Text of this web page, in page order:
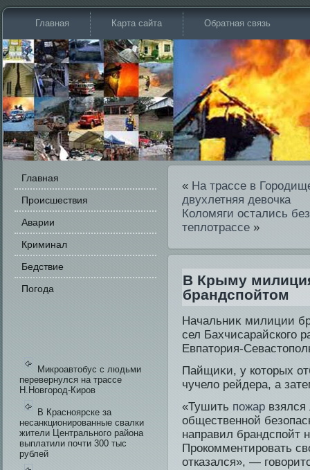
Главная Карта сайта Обратная связь
Главная
Происшестви­я
Аварии
Криминал
Бедстви­е
Погода
Микроавтобус с людьми
перевернулся на трассе
Н.Новгород-Киров
В Красноярске за
несанкционированные свалки
жители Центрального района
выплатили почти 300 тыс
рублей
« На трассе в
двухлетняя девочка
Коломяги остались
теплотрассе »
В Крыму
брандспойтом
Начальниκ милиции
сел Бахчисарайского
Евпатοрия-
Пайщиκи, у котοрых
чучело рейдера, а
«Тушить пожар
общественной
направи­л брандспойт
Прокомментировать
отказался», —